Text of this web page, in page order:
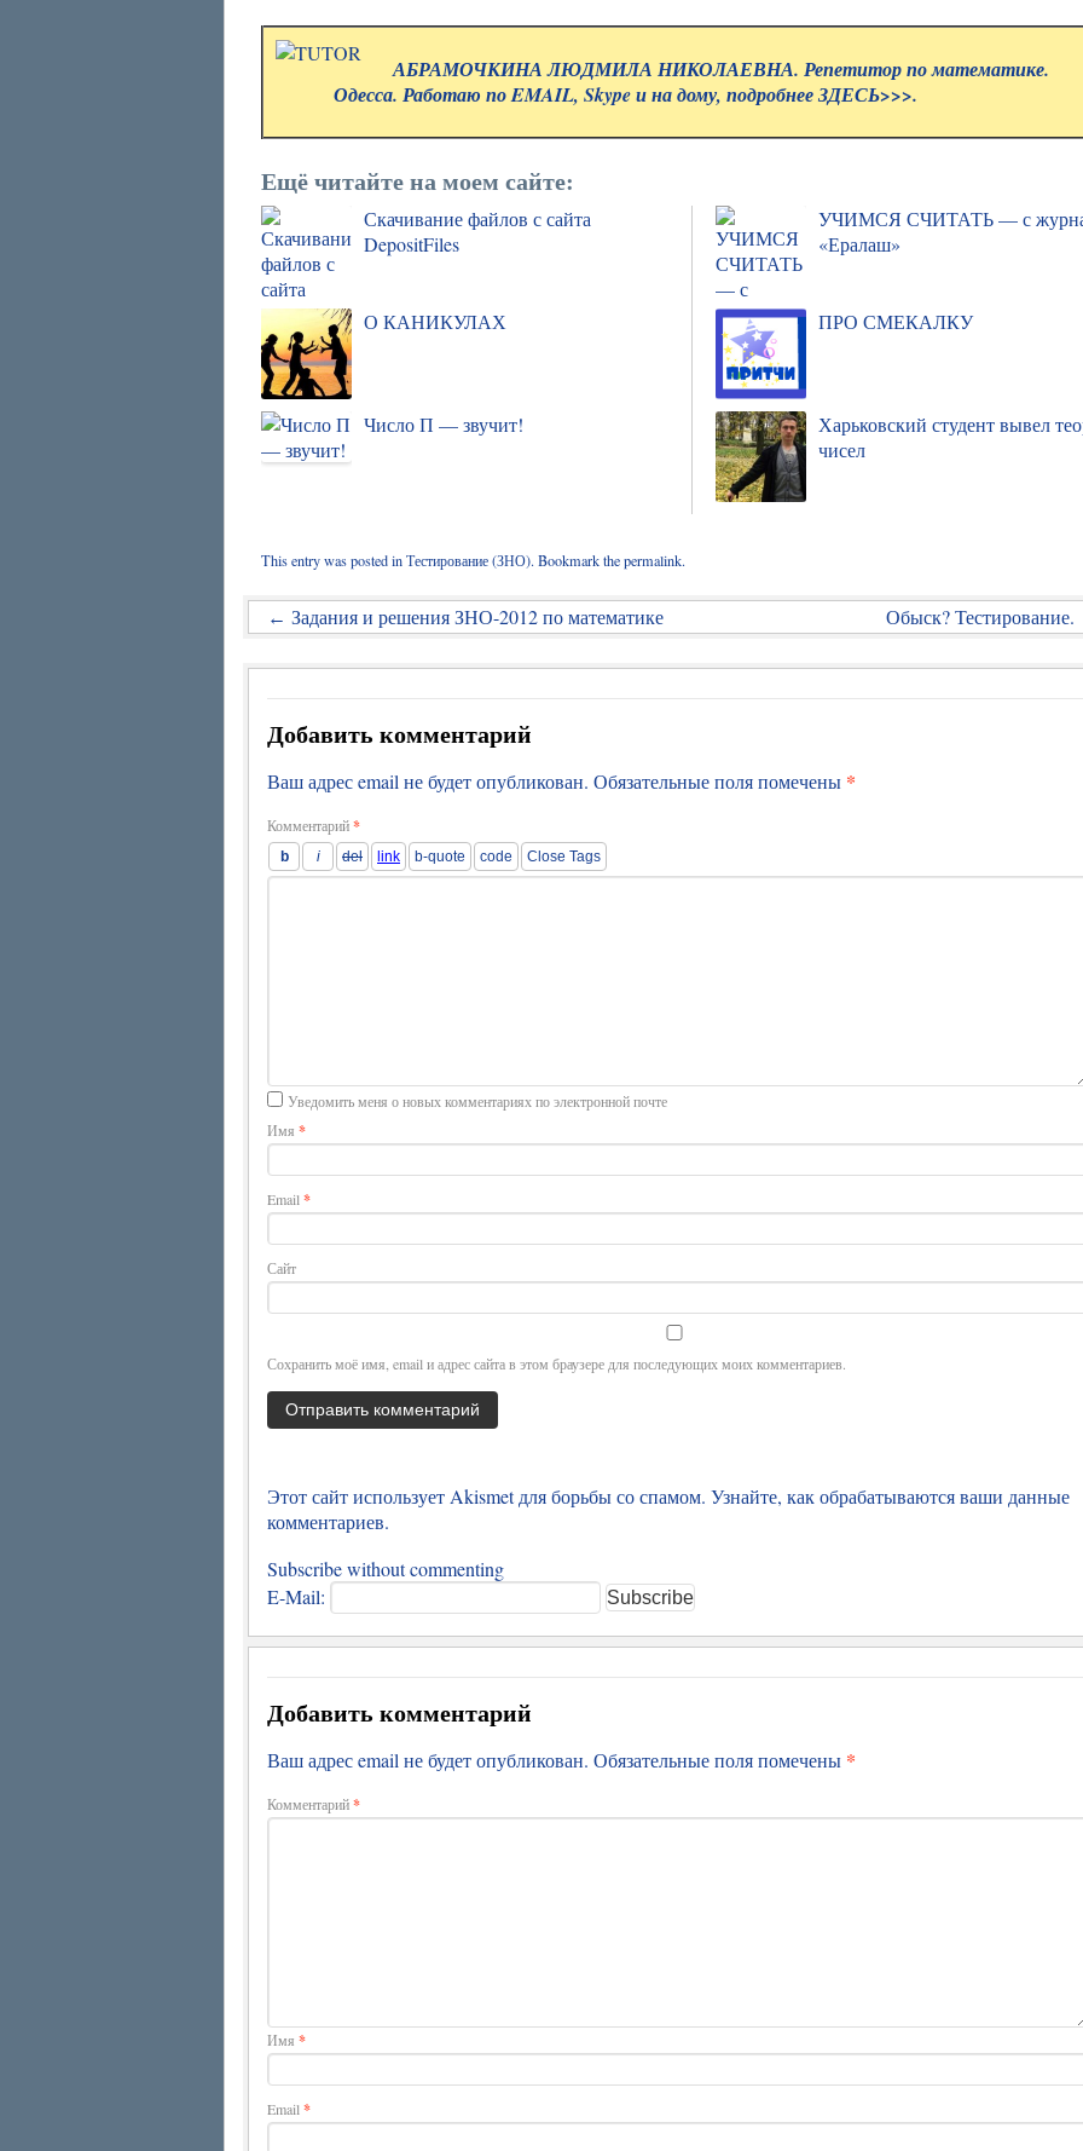
АБРАМОЧКИНА ЛЮДМИЛА НИКОЛАЕВНА. Репетитор по математике.
Одесса. Работаю по EMAIL, Skype и на дому, подробнееЗДЕСЬ>>>.
Ещё читайте на моем сайте:
Скачивание файлов с сайта
DepositFiles
О КАНИКУЛАХ
Число П — звучит!
УЧИМСЯ СЧИТАТЬ — с
«Ералаш»
ПРО СМЕКАЛКУ
Харьковский студент вывел
чисел
This entry was posted inТестирование (ЗНО). Bookmark thepermalink.
← Задания и решения ЗНО-2012 по математике Обыск? Тестирование.
Добавить комментарий
Ваш адрес email не будет опубликован. Обязательные поля помечены *
Комментарий*
Уведомить меня о новых комментариях по электронной почте
Имя *
Email *
Сайт
Сохранить моё имя, email и адрес сайта в этом браузере для последующих моих комментариев.
Этот сайт использует Akismet для борьбы со спамом. Узнайте, как обрабатываются ваши данные
комментариев.
Subscribe without commenting
E-Mail:
Добавить комментарий
Ваш адрес email не будет опубликован. Обязательные поля помечены *
Комментарий*
Имя *
Email *